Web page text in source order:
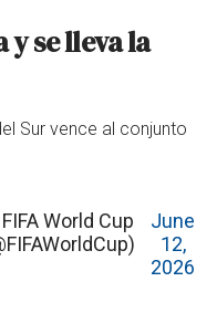
y se lleva la
Sur vence al conjunto
World Cup
June
12,
2026